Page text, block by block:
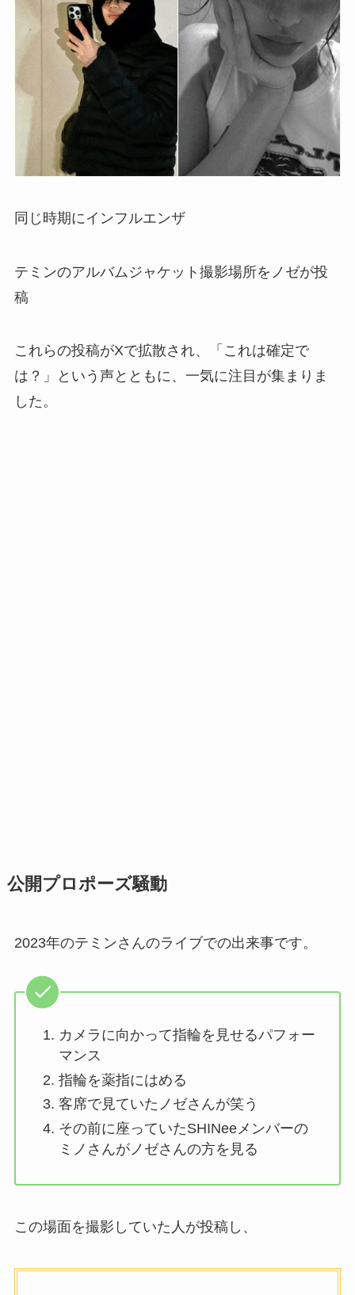
同じ時期にインフルエンザ
テミンのアルバムジャケット撮影場所をノゼが投
稿
これらの投稿がXで拡散され、「これは確定で
は？」という声とともに、一気に注目が集まりま
した。
公開プロポーズ騒動
2023年のテミンさんのライブでの出来事です。
カメラに向かって指輪を見せるパフォー
マンス
指輪を薬指にはめる
客席で見ていたノゼさんが笑う
その前に座っていたSHINeeメンバーの
ミノさんがノゼさんの方を見る
この場面を撮影していた人が投稿し、